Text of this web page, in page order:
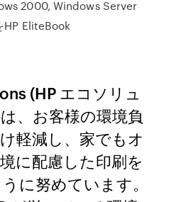
2000, Windows Server
HP EliteBook
(HP エコソリュ
、お客様の環境負
軽減し、家でもオ
に配慮した印刷を
に努めています。